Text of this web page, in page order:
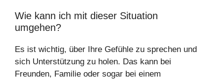
Wie kann ich mit dieser Situation
umgehen?
Es ist wichtig, über Ihre Gefühle zu sprechen und
sich Unterstützung zu holen. Das kann bei
Freunden, Familie oder sogar bei einem